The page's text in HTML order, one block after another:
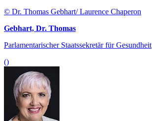
© Dr. Thomas Gebhart/ Laurence Chaperon
Gebhart, Dr. Thomas
Parlamentarischer Staatssekretär für Gesundheit
()